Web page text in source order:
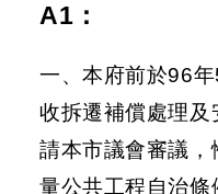
訊
推
動
A1：
一、本府前於96
收拆遷補償處理及
請本市議會審議
量公共工程自治條